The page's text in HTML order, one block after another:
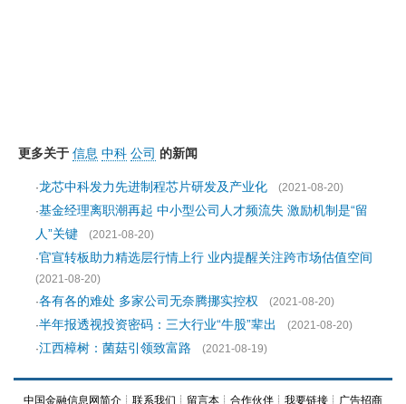
更多关于 信息 中科 公司 的新闻
·龙芯中科发力先进制程芯片研发及产业化
(2021-08-20)
·基金经理离职潮再起 中小型公司人才频流失 激励机制是“留
人”关键
(2021-08-20)
·官宣转板助力精选层行情上行 业内提醒关注跨市场估值空间
(2021-08-20)
·各有各的难处 多家公司无奈腾挪实控权
(2021-08-20)
·半年报透视投资密码：三大行业“牛股”辈出
(2021-08-20)
·江西樟树：菌菇引领致富路 (2021-08-19)
中国金融信息网简介 ┊ 联系我们 ┊ 留言本 ┊ 合作伙伴 ┊ 我要链接 ┊ 广告招商